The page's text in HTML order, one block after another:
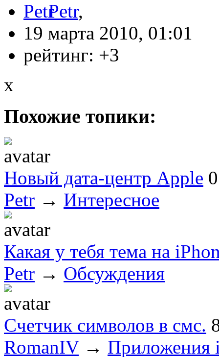
Petr,
19 марта 2010, 01:01
рейтинг: +3
x
Похожие топики:
Новый дата-центр Apple 0
Petr → Интересное
Какая у тебя тема на
Petr → Обсуждения
Cчетчик символов в смс.
RomanIV→ Приложения